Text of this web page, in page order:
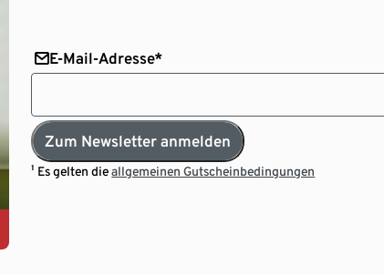
E-Mail-Adresse*
Zum Newsletter anmelden
¹ Es gelten dieallgemeinen Gutscheinbedingungen